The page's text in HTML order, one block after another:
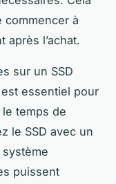
commencer à
après l’achat.
sur un SSD
essentiel pour
temps de
le SSD avec un
puissent